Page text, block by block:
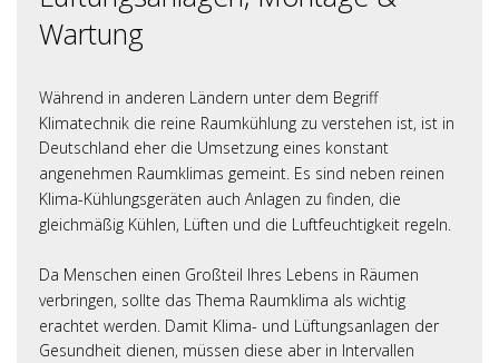
Wartung
Während in anderen Ländern unter dem Begriff
Klimatechnik die reine Raumkühlung zu verstehen ist, ist in
Deutschland eher die Umsetzung eines konstant
angenehmen Raumklimas gemeint. Es sind neben reinen
Klima-Kühlungsgeräten auch Anlagen zu finden, die
gleichmäßig Kühlen, Lüften und die Luftfeuchtigkeit regeln.
Da Menschen einen Großteil Ihres Lebens in Räumen
verbringen, sollte das Thema Raumklima als wichtig
erachtet werden. Damit Klima- und Lüftungsanlagen der
Gesundheit dienen, müssen diese aber in Intervallen